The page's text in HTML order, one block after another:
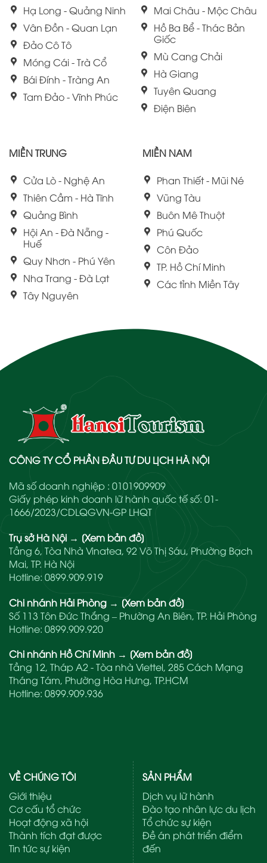
Hạ Long - Quảng Ninh
Vân Đồn - Quan Lạn
Đảo Cô Tô
Móng Cái - Trà Cổ
Bái Đính - Tràng An
Tam Đảo - Vĩnh Phúc
Mai Châu - Mộc Châu
Hồ Ba Bể - Thác Bản
Giốc
Mù Cang Chải
Hà Giang
Tuyên Quang
Điện Biên
MIỀN TRUNG
Cửa Lò - Nghệ An
Thiên Cầm - Hà Tĩnh
Quảng Bình
Hội An - Đà Nẵng -
Huế
Quy Nhơn - Phú Yên
Nha Trang - Đà Lạt
Tây Nguyên
MIỀN NAM
Phan Thiết - Mũi Né
Vũng Tàu
Buôn Mê Thuột
Phú Quốc
Côn Đảo
TP. Hồ Chí Minh
Các tỉnh Miền Tây
CÔNG TY CỔ PHẦN ĐẦU TƯ DU LỊCH HÀ NỘI
Mã số doanh nghiệp : 0101909909
Giấy phép kinh doanh lữ hành quốc tế số: 01-
1666/2023/CDLQGVN-GP LHQT
Trụ sở Hà Nội → [Xem bản đồ]
Tầng 6, Tòa Nhà Vinatea, 92 Võ Thị Sáu, Phường Bạch
Mai, TP. Hà Nội
Hotline: 0899.909.919
Chi nhánh Hải Phòng → [Xem bản đồ]
Số 113 Tôn Đức Thắng – Phường An Biên, TP. Hải Phòng
Hotline: 0899.909.920
Chi nhánh Hồ Chí Minh → [Xem bản đồ]
Tầng 12, Tháp A2 - Tòa nhà Viettel, 285 Cách Mạng
Tháng Tám, Phường Hòa Hưng, TP.HCM
Hotline: 0899.909.936
VỀ CHÚNG TÔI
Giới thiệu
Cơ cấu tổ chức
Hoạt động xã hội
Thành tích đạt được
Tin tức sự kiện
SẢN PHẨM
Dịch vụ lữ hành
Đào tạo nhân lực du lịch
Tổ chức sự kiện
Đề án phát triển điểm
đến